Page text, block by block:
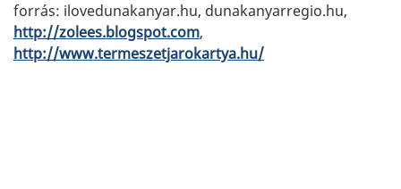
forrás: ilovedunakanyar.hu, dunakanyarregio.hu,
http://zolees.blogspot.com,
http://www.termeszetjarokartya.hu/